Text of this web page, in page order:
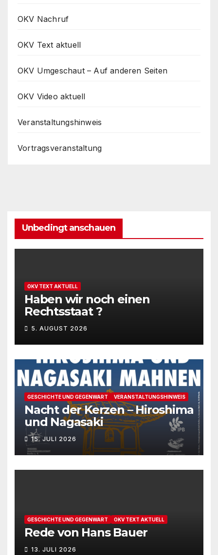
OKV Nachruf
OKV Text aktuell
OKV Umgeschaut – Auf anderen Seiten
OKV Video aktuell
Veranstaltungshinweis
Vortragsveranstaltung
Unbedingt anschauen
OKV TEXT AKTUELL
Haben wir noch einen
Rechtsstaat ?
5. AUGUST 2026
GESCHICHTE UND GEGENWART VERANSTALTUNGSHINWEIS
Nacht der Kerzen – Hiroshima
und Nagasaki
15. JULI 2026
GESCHICHTE UND GEGENWART OKV TEXT AKTUELL
Rede von Hans Bauer
13. JULI 2026